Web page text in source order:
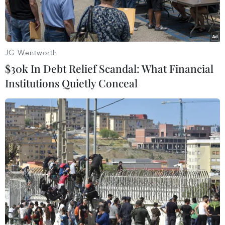
trọng tại Trung Quốc, nhà
cửa, đường phố chìm trong
29/06/2025 01:33
Theo dõi VietnamPlus
Ngày 28/6, giới chức Trung Quốc đã tái kích hoạt
chế độ ứng phó khẩn cấp mưa lũ lên mức cao
nhất sau khi lũ lớn quay trở lại huyện Dung Giang,
tỉnh Quý Châu, phía Tây Nam nước này.
JG Wentworth
$30k In Debt Relief Scandal: What Financial
Institutions Quietly Conceal